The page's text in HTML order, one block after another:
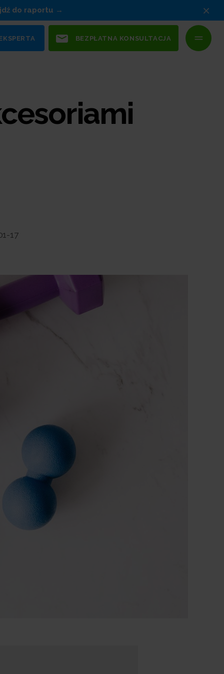
do raportu ×
BEZPŁATNA KONSULTACJA
17